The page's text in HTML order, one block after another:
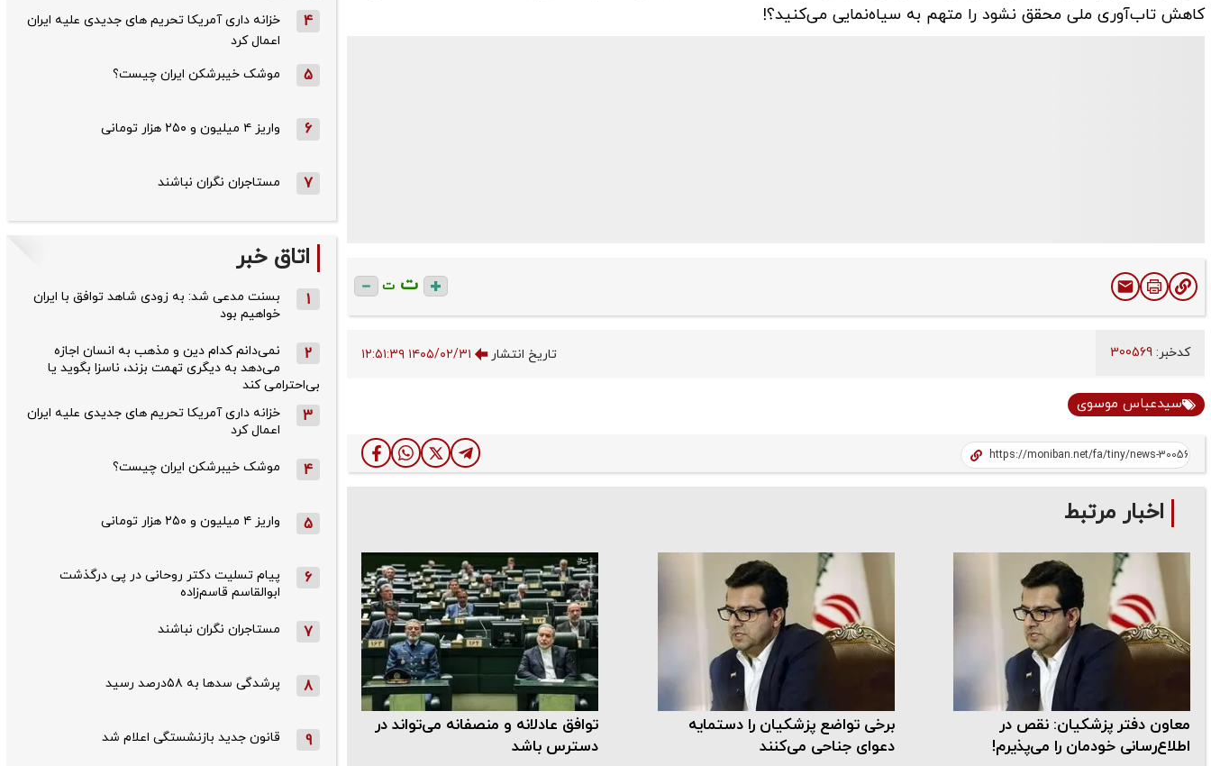
کاهش تاب‌آوری ملی محقق نشود را متهم به سیاه‌نمایی می‌کنید؟!
ت ت
کدخبر: تاریخ انتشار ۱۴۰۵/۰۲/۳۱ ۱۲:۵۱:۳۹
سیدعباس موسوی
اخبار مرتبط
معاون دفتر پزشکیان: نقص در
اطلاع‌رسانی خودمان را می‌پذیرم!
برخی تواضع پزشکیان را دستمایه
دعوای جناحی می‌کنند
توافق عادلانه و منصفانه می‌تواند در
دسترس باشد
4
خزانه داری آمریکا تحریم های جدیدی علیه ایران
اعمال کرد
5 موشک خیبرشکن ایران چیست؟
6 واریز ۴ میلیون و ۲۵۰ هزار تومانی
7 مستاجران نگران نباشند
اتاق خبر
1
بسنت مدعی شد: به زودی شاهد توافق با ایران
خواهیم بود
2
نمی‌دانم کدام دین و مذهب به انسان اجازه
می‌دهد به دیگری تهمت بزند، ناسزا بگوید یا
بی‌احترامی کند
3
خزانه داری آمریکا تحریم های جدیدی علیه ایران
اعمال کرد
4 موشک خیبرشکن ایران چیست؟
5 واریز ۴ میلیون و ۲۵۰ هزار تومانی
6
پیام تسلیت دکتر روحانی در پی درگذشت
ابوالقاسم قاسم‌زاده
7 مستاجران نگران نباشند
8 پرشدگی سدها به ۵۸درصد رسید
9 قانون جدید بازنشستگی اعلام شد